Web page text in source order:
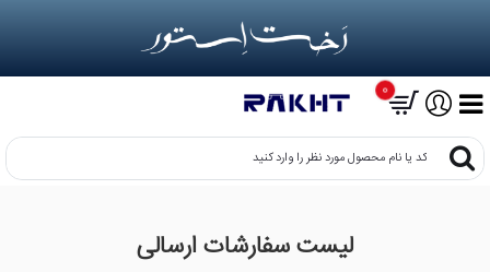
0
کد
لیست سفارشات ارسالی